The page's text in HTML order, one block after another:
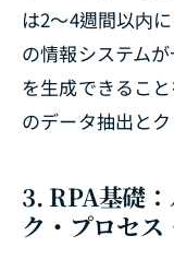
は2〜4週間以内
の情報システム
を生成できるこ
のデータ抽出と
3. RPA基礎
ク・プロセ